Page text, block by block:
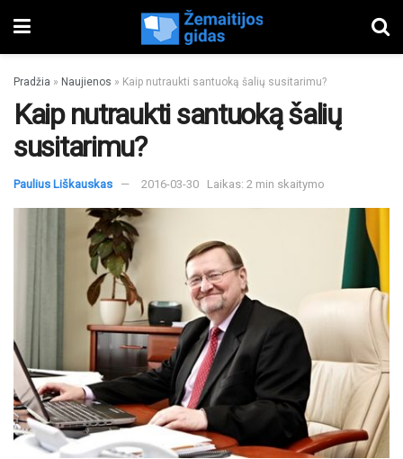
Pradžia » Naujienos » Kaip nutraukti santuoką šalių susitarimu?
Kaip nutraukti santuoką šalių
susitarimu?
Paulius Liškauskas 2016-03-30 Laikas: 2 min skaitymo